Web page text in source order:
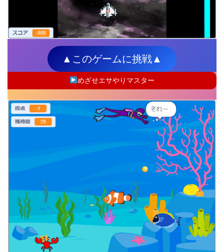
▲このゲームに挑戦▲
めざせエサやりマスター